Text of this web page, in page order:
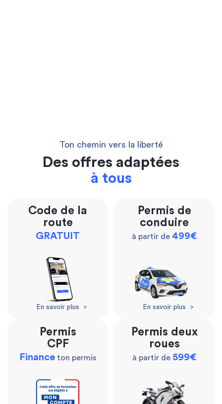
Ton chemin vers la liberté
Des offres adaptées
à tous
Code de la
route
GRATUIT
En savoir plus >
Permis de
conduire
à partir de 499€
En savoir plus >
Permis
CPF
Finance ton permis
Permis deux
roues
à partir de 599€